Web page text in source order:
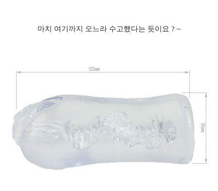
마치 여기까지 오느라 수고했다는 듯이요 ? ~